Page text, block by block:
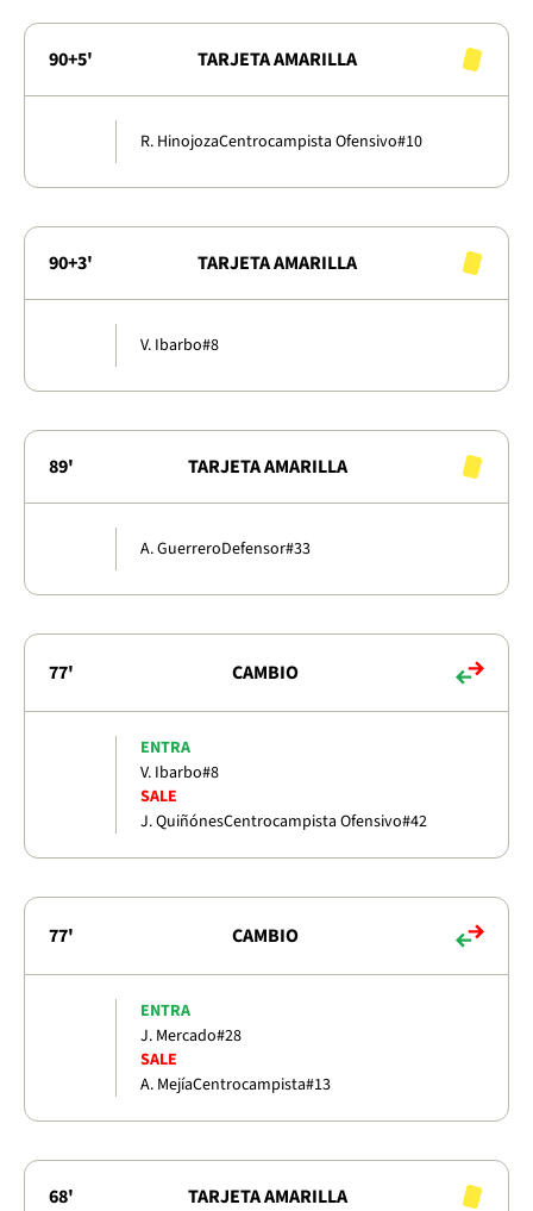
90+5' TARJETA AMARILLA
R. HinojozaCentrocampista Ofensivo#10
90+3' TARJETA AMARILLA
V. Ibarbo#8
89' TARJETA AMARILLA
A. GuerreroDefensor#33
77' CAMBIO
ENTRA
V. Ibarbo#8
SALE
J. QuiñónesCentrocampista Ofensivo#42
77' CAMBIO
ENTRA
J. Mercado#28
SALE
A. MejíaCentrocampista#13
68' TARJETA AMARILLA